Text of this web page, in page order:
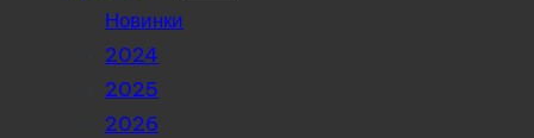
Новинки
2024
2025
2026